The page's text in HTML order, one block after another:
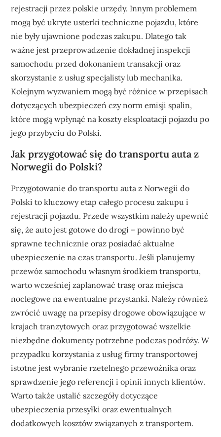
rejestracji przez polskie urzędy. Innym problemem
mogą być ukryte usterki techniczne pojazdu, które
nie były ujawnione podczas zakupu. Dlatego tak
ważne jest przeprowadzenie dokładnej inspekcji
samochodu przed dokonaniem transakcji oraz
skorzystanie z usług specjalisty lub mechanika.
Kolejnym wyzwaniem mogą być różnice w przepisach
dotyczących ubezpieczeń czy norm emisji spalin,
które mogą wpłynąć na koszty eksploatacji pojazdu po
jego przybyciu do Polski.
Jak przygotować się do transportu auta z
Norwegii do Polski?
Przygotowanie do transportu auta z Norwegii do
Polski to kluczowy etap całego procesu zakupu i
rejestracji pojazdu. Przede wszystkim należy upewnić
się, że auto jest gotowe do drogi – powinno być
sprawne technicznie oraz posiadać aktualne
ubezpieczenie na czas transportu. Jeśli planujemy
przewóz samochodu własnym środkiem transportu,
warto wcześniej zaplanować trasę oraz miejsca
noclegowe na ewentualne przystanki. Należy również
zwrócić uwagę na przepisy drogowe obowiązujące w
krajach tranzytowych oraz przygotować wszelkie
niezbędne dokumenty potrzebne podczas podróży. W
przypadku korzystania z usług firmy transportowej
istotne jest wybranie rzetelnego przewoźnika oraz
sprawdzenie jego referencji i opinii innych klientów.
Warto także ustalić szczegóły dotyczące
ubezpieczenia przesyłki oraz ewentualnych
dodatkowych kosztów związanych z transportem.